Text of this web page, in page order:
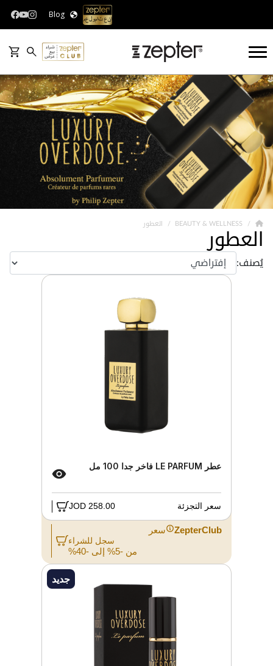
Blog
BEAUTY & WELLNESS العطور
العطور
يُصنف:
عطر LE PARFUM فاخر جدا 100 مل
سعر التجزئة 258.00 JOD
ZepterClub سعر
سجل للشراء
من -5% إلى -40%
جديد